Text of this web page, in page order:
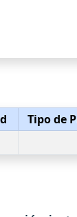
Tipo de